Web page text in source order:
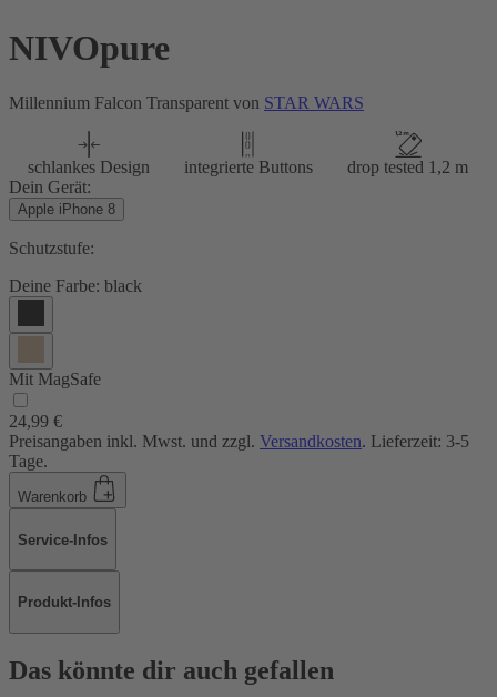
NIVOpure
Millennium Falcon Transparent von STAR WARS
schlankes Design integrierte Buttons
drop tested 1,2 m
Dein Gerät:
Apple iPhone 8
Schutzstufe:
Deine Farbe: black
Mit MagSafe
24,99 €
Preisangaben inkl. Mwst. und zzgl. Versandkosten. Lieferzeit: 3-5
Tage.
Warenkorb
Service-Infos
Produkt-Infos
Das könnte dir auch gefallen